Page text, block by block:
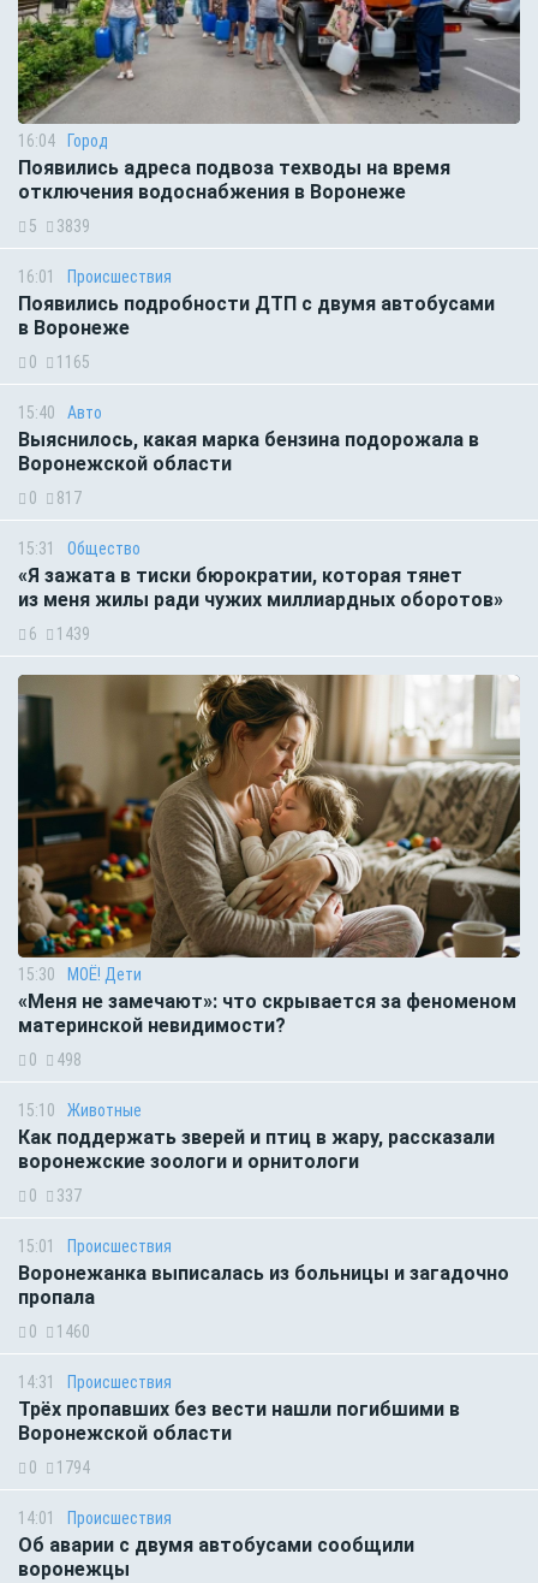
16:04 Город
Появились адреса подвоза техводы на время
отключения водоснабжения в Воронеже
5 3839
16:01 Происшествия
Появились подробности ДТП с двумя автобусами
в Воронеже
0 1165
15:40 Авто
Выяснилось, какая марка бензина подорожала в
Воронежской области
0 817
15:31 Общество
«Я зажата в тиски бюрократии, которая тянет
из меня жилы ради чужих миллиардных оборотов»
6 1439
15:30 МОЁ! Дети
«Меня не замечают»: что скрывается за феноменом
материнской невидимости?
0 498
15:10 Животные
Как поддержать зверей и птиц в жару, рассказали
воронежские зоологи и орнитологи
0 337
15:01 Происшествия
Воронежанка выписалась из больницы и загадочно
пропала
0 1460
14:31 Происшествия
Трёх пропавших без вести нашли погибшими в
Воронежской области
0 1794
14:01 Происшествия
Об аварии с двумя автобусами сообщили
воронежцы